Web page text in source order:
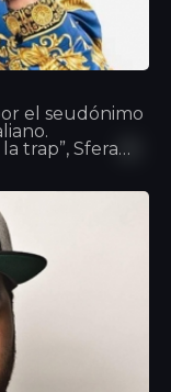
el seudónimo
trap”, Sfera
que
éxito se
Ebbasta